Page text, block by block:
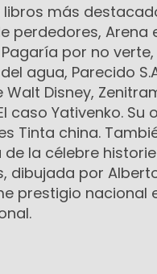
libros más
perdedores, Arena
por no verte,
agua, Parecido
Disney,
caso Yativenko. Su
Tinta china.
de la célebre
dibujada por
prestigio nacional